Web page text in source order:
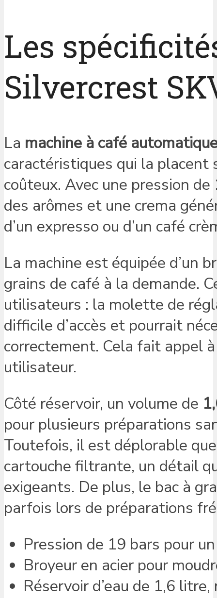
Les
Silvercrest
La machine à café
caractéristiques qui la placent
coûteux. Avec une pression de
des arômes et une crema
d’un expresso ou d’un café
La machine est équipée d’un
grains de café à la demande.
utilisateurs : la molette de
difficile d’accès et pourrait
correctement. Cela fait appel
utilisateur.
Côté réservoir, un volume de
pour plusieurs préparations
Toutefois, il est déplorable
cartouche filtrante, un détail
exigeants. De plus, le bac à
parfois lors de préparations
Pression de 19 bars pour
Broyeur en acier pour
Réservoir d’eau de 1,6